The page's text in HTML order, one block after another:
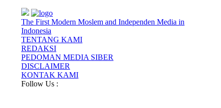
The First Modern Moslem and Independen Media in
Indonesia
TENTANG KAMI
REDAKSI
PEDOMAN MEDIA SIBER
DISCLAIMER
KONTAK KAMI
Follow Us :